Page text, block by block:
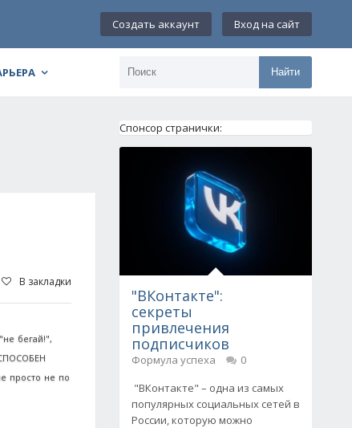
Создать аккаунт Вход на сайт
Найти
В закладки
бегай!",
просто не по
Спонсор странички:
"ВКонтакте":
секреты
привлечения
подписчиков
Формула успеха
0
"ВКонтакте" – одна из самых
популярных социальных сетей в
России, которую можно